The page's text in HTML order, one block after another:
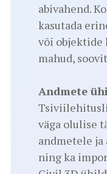
abivahend.
kasutada
või objektide
mahud,
Andmete
väga olulise
andmetele
ning ka